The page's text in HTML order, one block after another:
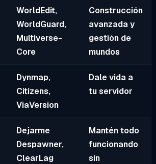
WorldEdit,
WorldGuard,
Multiverse-
Core
Construcción
avanzada y
gestión de
mundos
Dynmap,
Citizens,
ViaVersion
Dale vida a
tu servidor
Dejarme
Despawner,
ClearLag
Mantén todo
funcionando
sin